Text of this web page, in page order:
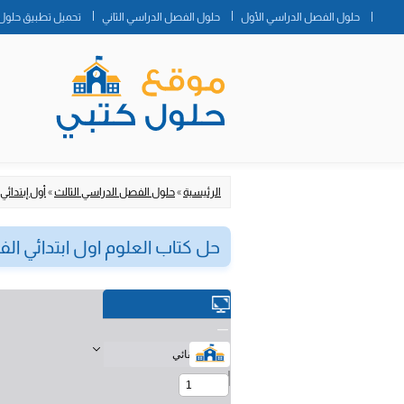
حلول الفصل الدراسي الأول حلول الفصل الدراسي الثاني تحميل تطبيق
الرئيسية»حلول الفصل الدراسي الثالث» أول إبتدائي
حل كتاب العلوم اول ابتدائي